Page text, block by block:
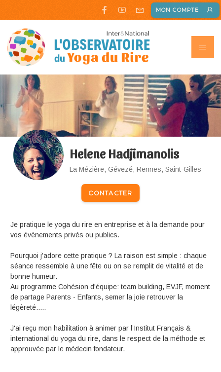
MON COMPTE
Helene Hadjimanolis
La Mézière, Gévezé, Rennes, Saint-Gilles
CONTACTER
Je pratique le yoga du rire en entreprise et à la demande pour
vos évènements privés ou publics.
Pourquoi j’adore cette pratique ? La raison est simple : chaque
séance ressemble à une fête ou on se remplit de vitalité et de
bonne humeur.
Au programme Cohésion d'équipe: team building, EVJF, moment
de partage Parents - Enfants, semer la joie retrouver la
légèreté.....
J'ai reçu mon habilitation à animer par l’Institut Français &
international du yoga du rire, dans le respect de la méthode et
approuvée par le médecin fondateur.